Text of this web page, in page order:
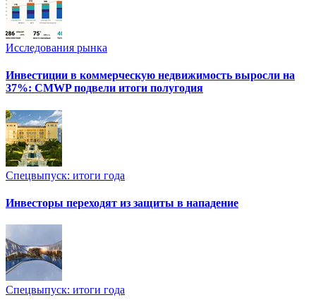
Исследования рынка
Инвестиции в коммерческую недвижимость выросли на
37%: CMWP подвели итоги полугодия
Спецвыпуск: итоги года
Инвесторы переходят из защиты в нападение
Спецвыпуск: итоги года